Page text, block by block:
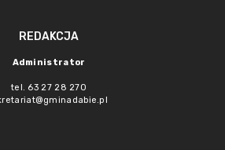
REDAKCJA
Administrator
tel. 63 27 28 270